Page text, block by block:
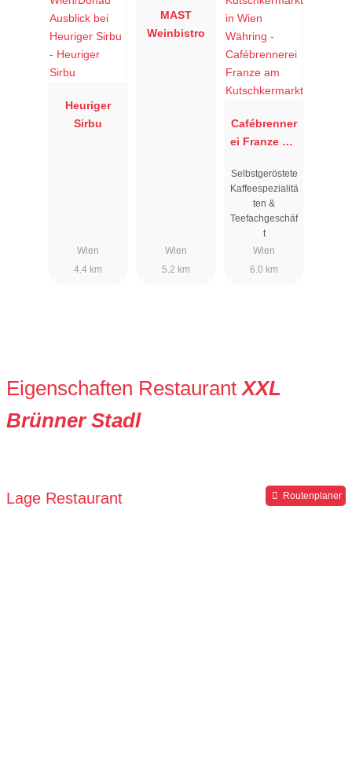
Heuriger
Sirbu
Wien
4.4 km
MAST
Weinbistro
Wien
5.2 km
Cafébrenner
ei Franze am
arkt
Selbstgeröstete
Kaffeespezialitä
ten &
Teefachgeschäf
t
Wien
6.0 km
Eigenschaften Restaurant XXL
Brünner Stadl
Lage Restaurant Routenplaner